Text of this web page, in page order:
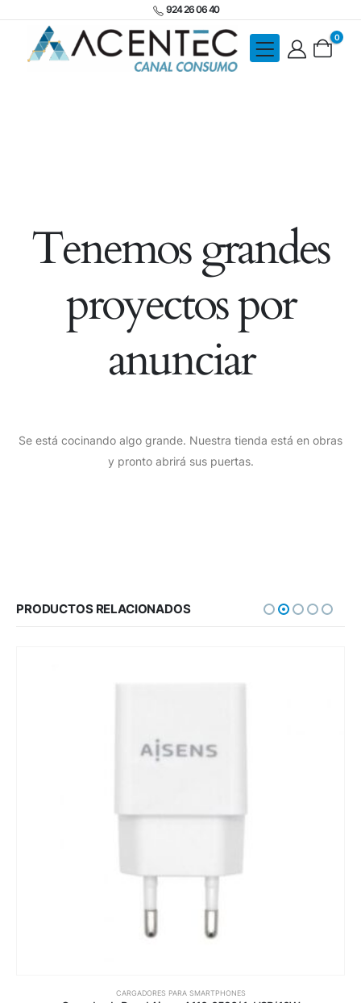
924 26 06 40
0
Tenemos grandes
proyectos por
anunciar
Se está cocinando algo grande. Nuestra tienda está en obras
y pronto abrirá sus puertas.
PRODUCTOS RELACIONADOS
CARGADORES PARA SMARTPHONES